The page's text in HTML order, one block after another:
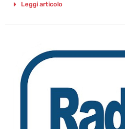
Leggi articolo